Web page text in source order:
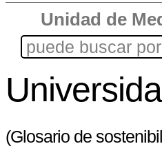
Unidad de
(Glosario de